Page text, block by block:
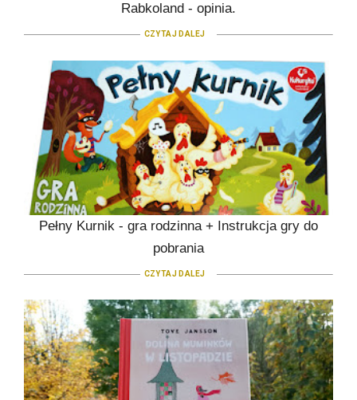
Rabkoland - opinia.
CZYTAJ DALEJ
Pełny Kurnik - gra rodzinna + Instrukcja gry do
pobrania
CZYTAJ DALEJ